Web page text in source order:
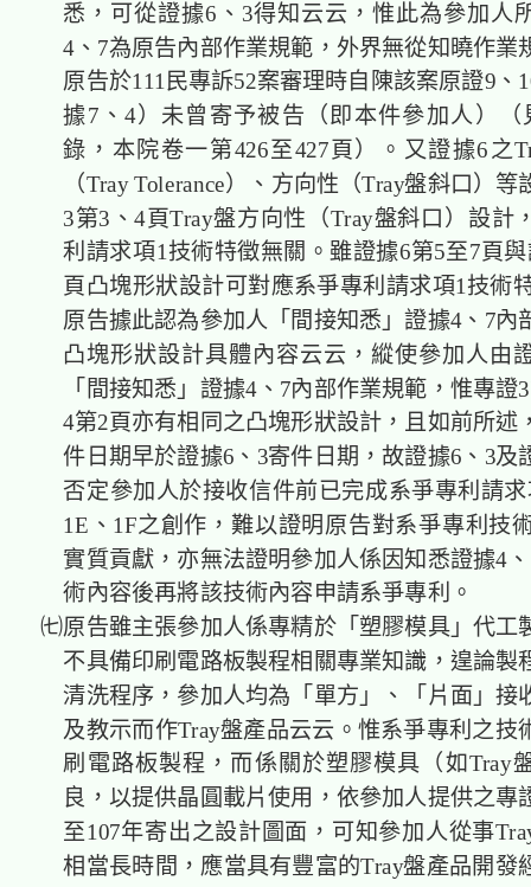
悉，可從證據6、3得知云云，惟此為參加人
4、7為原告內部作業規範，外界無從知曉作業
原告於111民專訴52案審理時自陳該案原證9、
據7、4）未曾寄予被告（即本件參加人）（
錄，本院卷一第426至427頁）。又證據6之
（Tray Tolerance）、方向性（Tray盤斜口）
3第3、4頁Tray盤方向性（Tray盤斜口）設計
利請求項1技術特徵無關。雖證據6第5至7頁
頁凸塊形狀設計可對應系爭專利請求項1技術
原告據此認為參加人「間接知悉」證據4、7內
凸塊形狀設計具體內容云云，縱使參加人由
「間接知悉」證據4、7內部作業規範，惟專證
4第2頁亦有相同之凸塊形狀設計，且如前所述
件日期早於證據6、3寄件日期，故證據6、3及
否定參加人於接收信件前已完成系爭專利請
1E、1F之創作，難以證明原告對系爭專利技
實質貢獻，亦無法證明參加人係因知悉證據4
術內容後再將該技術內容申請系爭專利。
㈦原告雖主張參加人係專精於「塑膠模具」代工
不具備印刷電路板製程相關專業知識，遑論製
清洗程序，參加人均為「單方」、「片面」接
及教示而作Tray盤產品云云。惟系爭專利之技
刷電路板製程，而係關於塑膠模具（如Tray
良，以提供晶圓載片使用，依參加人提供之專
至107年寄出之設計圖面，可知參加人從事
相當長時間，應當具有豐富的Tray盤產品開發